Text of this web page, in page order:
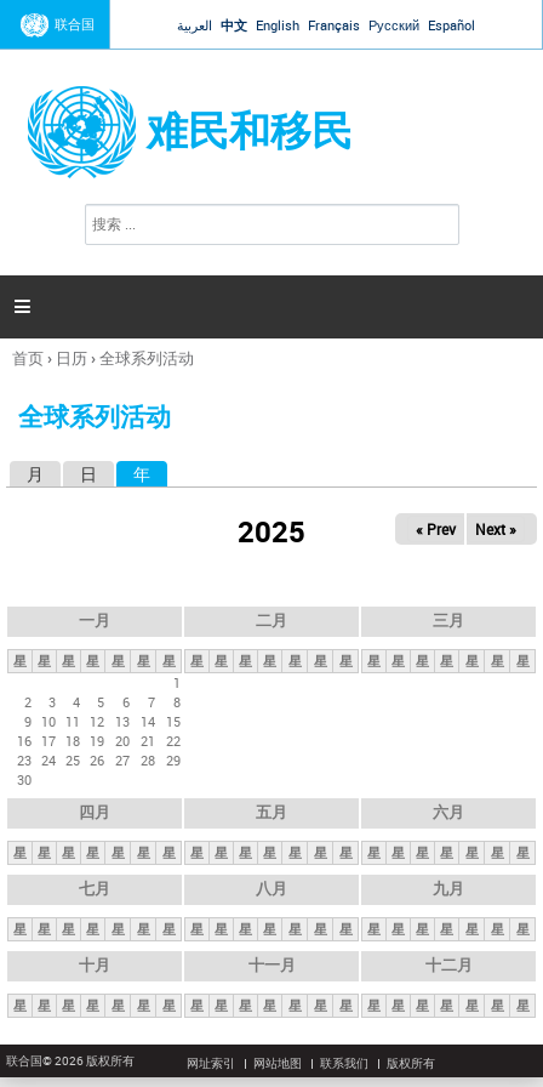
Jump to navigation
联合国 العربية 中文 English Français Русский Español
难民和移民
搜
索

你
这
首页› 日历›全球系列活动
全球系列活动
月 日 年
2025 « Prev Next »
一月
星 星 星 星 星 星
星
1
2
3 4 5 6 7
8
9 10 11 12 13 14
15
16 17 18 19 20 21
22
23 24 25 26 27 28 29
30
二月
星 星 星 星 星 星 星
三月
星 星 星 星 星 星 星
四月
星 星 星 星 星 星 星
五月
星 星 星 星 星 星 星
六月
星 星 星 星 星 星 星
七月
星 星 星 星 星 星 星
八月
星 星 星 星 星 星 星
九月
星 星 星 星 星 星 星
十月
星 星 星 星 星 星 星
十一月
星 星 星 星 星 星 星
十二月
星 星 星 星 星 星 星
联合国© 2026 版权所有 网址索引 网站地图 联系我们 版权所有